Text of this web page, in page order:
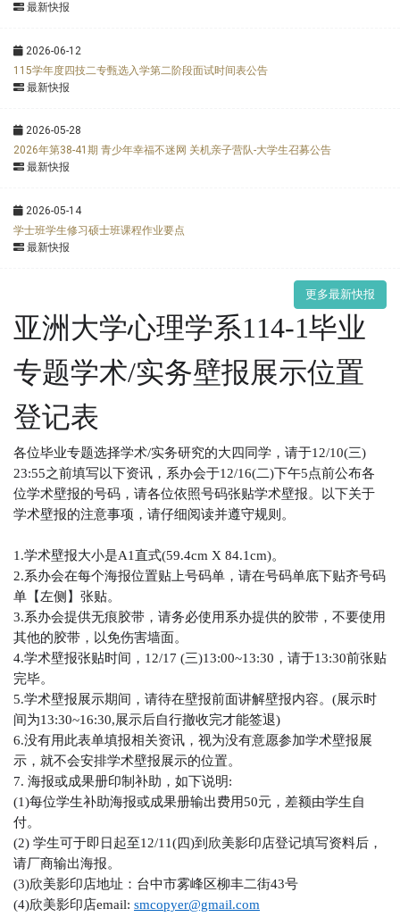
最新快报
2026-06-12
115学年度四技二专甄选入学第二阶段面试时间表公告
最新快报
2026-05-28
2026年第38-41期 青少年幸福不迷网 关机亲子营队-大学生召募公告
最新快报
2026-05-14
学士班学生修习硕士班课程作业要点
最新快报
更多最新快报
亚洲大学心理学系114-1毕业
专题学术/实务壁报展示位置
登记表
各位毕业专题选择学术/实务研究的大四同学，请于12/10(三)
23:55之前填写以下资讯，系办会于12/16(二)下午5点前公布各
位学术壁报的号码，请各位依照号码张贴学术壁报。以下关于
学术壁报的注意事项，请仔细阅读并遵守规则。
1.学术壁报大小是A1直式(59.4cm X 84.1cm)。
2.系办会在每个海报位置贴上号码单，请在号码单底下贴齐号码
单【左侧】张贴。
3.系办会提供无痕胶带，请务必使用系办提供的胶带，不要使用
其他的胶带，以免伤害墙面。
4.学术壁报张贴时间， 12/17 (三)13:00~13:30 ，请于13:30前张贴
完毕。
5.学术壁报展示期间，请待在壁报前面讲解壁报内容。 (展示时
间为13:30~16:30,展示后自行撤收完才能签退)
6.没有用此表单填报相关资讯，视为没有意愿参加学术壁报展
示，就不会安排学术壁报展示的位置。
7. 海报或成果册印制补助，如下说明:
(1)每位学生补助海报或成果册输出费用50元，差额由学生自
付。
(2) 学生可于即日起至12/11(四)到欣美影印店登记填写资料后，
请厂商输出海报。
(3)欣美影印店地址：台中市雾峰区柳丰二街43号
(4)欣美影印店email: smcopyer@gmail.com